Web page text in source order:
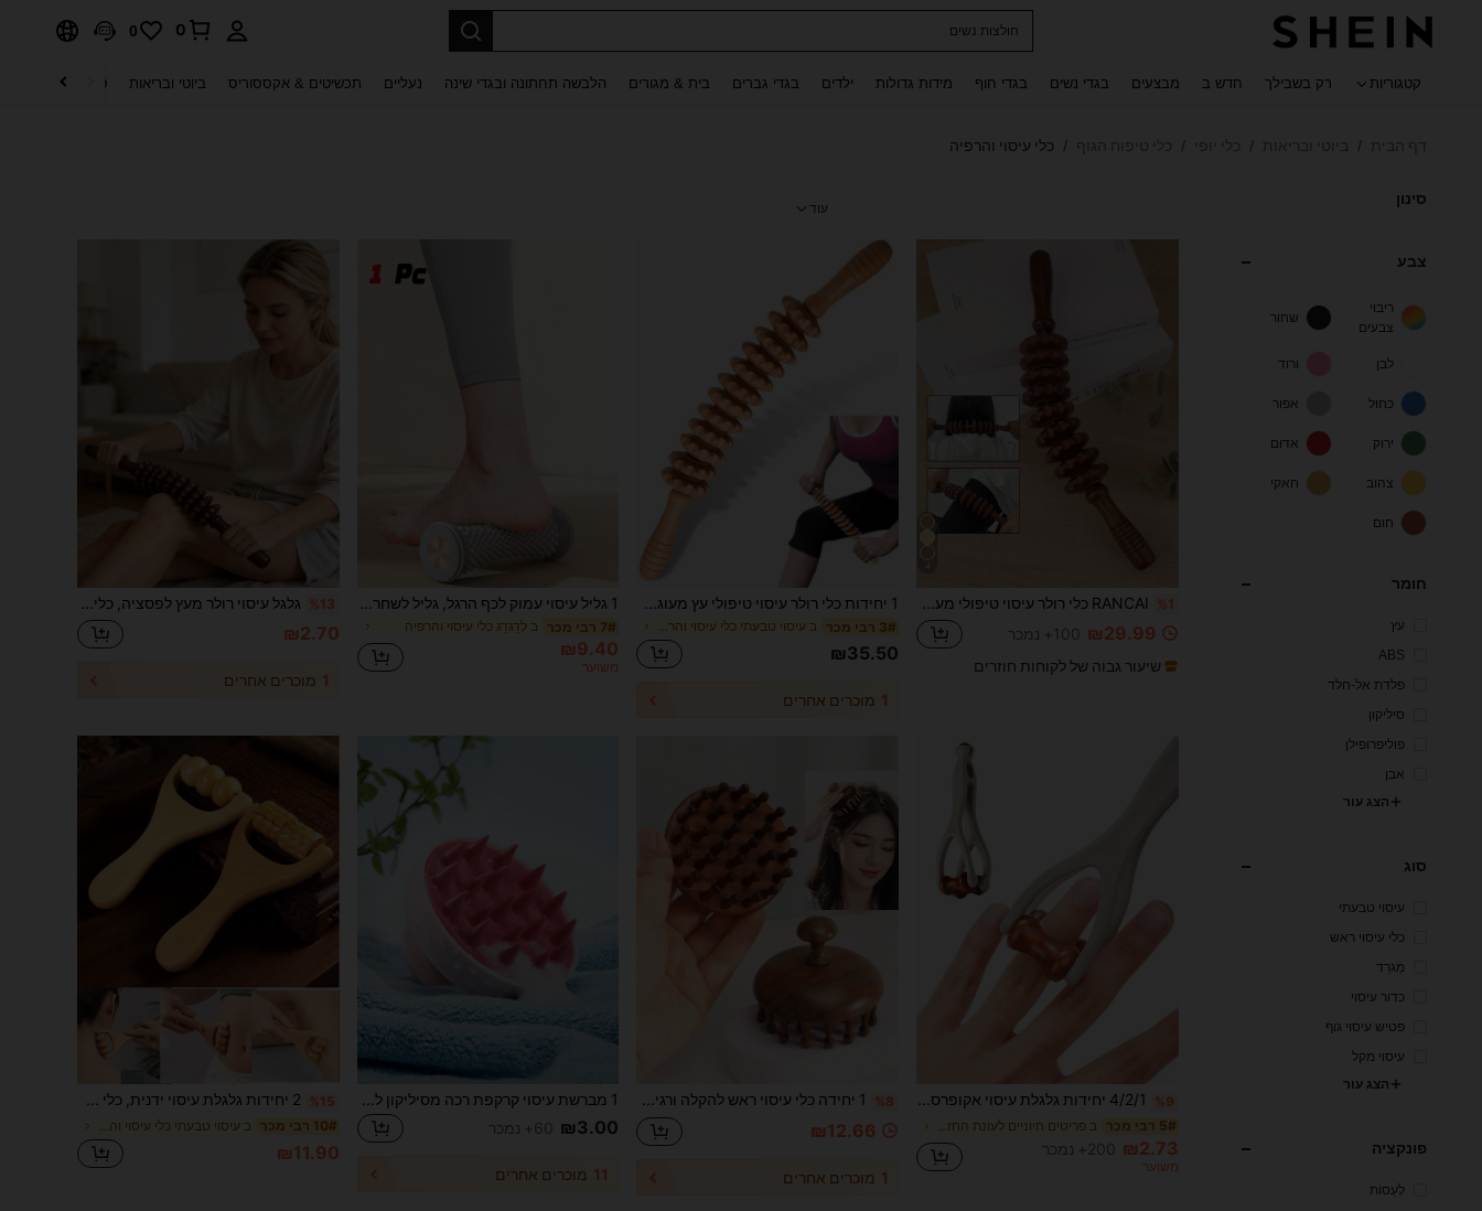
חולצות נשים
0
0
קטגוריות רק בשבילך חדש ב מבצעים בגדי נשים בגדי חוף מידות גדולות ילדים בגדי גברים בית & מגורים הלבשה תחתונה ובגדי שינה נעליים תכשיטים & אקססוריס ביוטי ובריאות טקסטיל לבית
/
/
/
/ כלי עיסוי והרפיה
סינון
צבע
ריבוי
צבעים
שחור
לבן ורוד
כחול אפור
ירוק אדום
צהוב חאקי
חום
חומר
עץ
ABS
פלדת אל-חלד
סיליקון
פוליפרופילן
אבן
הצג עור
סוג
עיסוי טבעתי
כלי עיסוי ראש
מַגרֵד
כדור עיסוי
פטיש עיסוי גוף
עיסוי מקל
הצג עור
פונקציה
לְעַסוֹת
עוד
%1
₪29.99 100+ נמכר
שיעור גבוה של לקוחות חוזרים
3# רבי מכר ב עיסוי טבעתי כלי עיסוי והרפיה
₪35.50
1 מוכרים אחרים
1 גליל עיסוי עמוק לכף הרגל, גליל לשחרור פאסיה של כף הרגל, מתאים לאנשים הנועלים נעלי עקב גבוה לאורך זמן/לכאב וגרד בכף הרגל לאחר אימון ממושך
7# רבי מכר ב לְדַגדֵג כלי עיסוי והרפיה
₪9.40
משוער
%13
₪2.70
1 מוכרים אחרים
%9 4/2/1 יחידות גלגלת עיסוי אקופרסורה מעץ טבעי - מעסה אצבעות נייד ומרגיע, גלגלת עיסוי דו-צדדית מעץ קשה להקלת תסמיני אצבעות, אי-נוחות בידיים ומתח, עונת החזרה ללימודים, מתאים כמתנה לנשים, חברים, אמהות ואבות
5# רבי מכר
₪2.73 200+ נמכר
משוער
%8 1 יחידה כלי עיסוי ראש להקלה ורגיעה, מסרק רחב שיניים מעץ סנדל טבעי עם פונקציית עיסוי קרקפת, קומפקטי, נייד ועמיד, גווא שא, ניקוז לימפטי, סלולית, גורד גב, בית ספר, חזרה לבית הספר, נסיעות
₪12.66
1 מוכרים אחרים
1 מברשת עיסוי קרקפת רכה מסיליקון לשמפו, מעסה ראש ידני לשיער יבש/רטוב (מסולסל/חלק). מתאימה לייבוש, עיצוב, שמפו, התניה ועיסוי. פשוטה ועמידה - ניתן להשתמש במקלחת, בבית, בנסיעות, במעונות, במספרה, בסלון יופי. מסרק כרית אוויר, מסרק שיער, טיפוח שיער, ספא, מסרק להסרת קשרים, כלי עיצוב שיער, ספר, ציוד עיצוב שיער, כלי עיסוי, אביזרי שיער לנשים, כלי אמבטיה, אביזרי שיער לאמבטיה, כלי איפור
₪3.00 60+ נמכר
11 מוכרים אחרים
%15 2 יחידות גלגלת עיסוי ידנית, כלי עיסוי ארגונומי נייד לכפות רגליים, צוואר, גב וכל הגוף, גלגלת עיסוי מעץ לבית הספר, חזרה לבית הספר, נסיעות, בית, אידיאלי לספא ועיסוי, מתנה למשפחה וחברים
10# רבי מכר
₪11.90